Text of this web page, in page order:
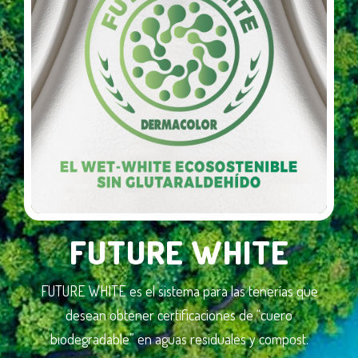
FUTURE WHITE
FUTURE WHITE es el sistema para las tenerías que
desean obtener certificaciones de “cuero
biodegradable” en aguas residuales y compost.